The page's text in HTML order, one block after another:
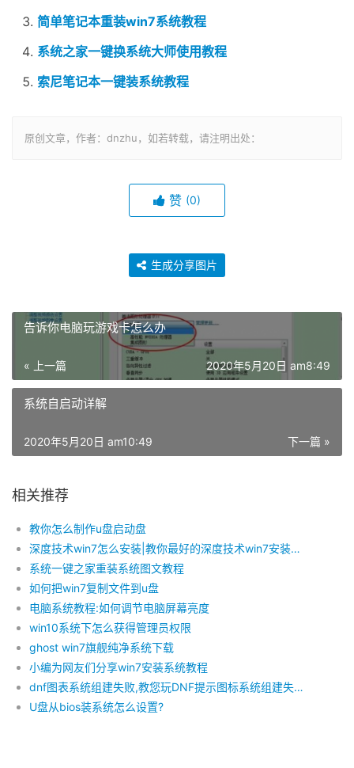
简单笔记本重装win7系统教程
系统之家一键换系统大师使用教程
索尼笔记本一键装系统教程
原创文章，作者：dnzhu，如若转载，请注明出处：
赞 (0)
生成分享图片
告诉你电脑玩游戏卡怎么办
« 上一篇 2020年5月20日 am8:49
系统自启动详解
下一篇 »
2020年5月20日 am10:49
相关推荐
教你怎么制作u盘启动盘
深度技术win7怎么安装|教你最好的深度技术win7安装方法
系统一键之家重装系统图文教程
如何把win7复制文件到u盘
电脑系统教程:如何调节电脑屏幕亮度
win10系统下怎么获得管理员权限
ghost win7旗舰纯净系统下载
小编为网友们分享win7安装系统教程
dnf图表系统组建失败,教您玩DNF提示图标系统组建失败怎么办
U盘从bios装系统怎么设置?